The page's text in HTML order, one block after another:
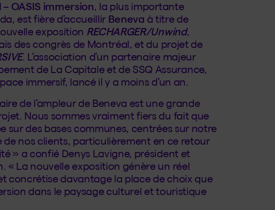
OASIS immersion, la plus importante
est fière d’accueillir Beneva à titre de
exposition RECHARGER/Unwind,
des congrès de Montréal, et du projet de
. L’association d’un partenaire majeur
de La Capitale et de SSQ Assurance,
immersif, lancé il y a moins d’un an.
de l’ampleur de Beneva est une grande
Nous sommes vraiment fiers du fait que
sur des bases communes, centrées sur notre
nos clients, particulièrement en ce retour
» a confié Denys Lavigne, président et
« La nouvelle exposition génère un réel
concrétise davantage la place de choix que
dans le paysage culturel et touristique